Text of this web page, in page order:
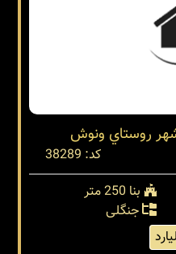
روستاي ونوش
کد: 38289
بنا 250 متر
جنگلی